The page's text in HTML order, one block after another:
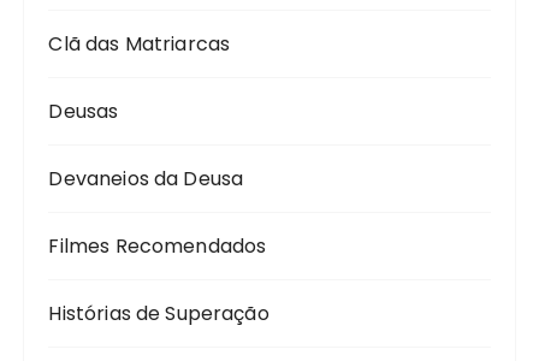
Clã das Matriarcas
Deusas
Devaneios da Deusa
Filmes Recomendados
Histórias de Superação